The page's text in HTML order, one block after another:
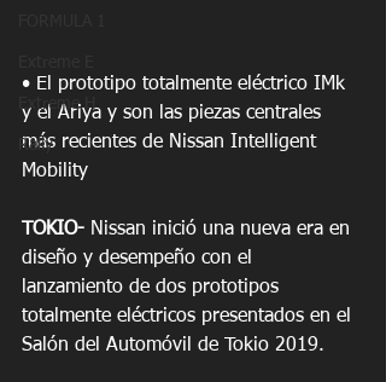
Extreme H
Rally
• El prototipo totalmente eléctrico IMk
y el Ariya y son las piezas centrales
más recientes de Nissan Intelligent
Mobility
TOKIO- Nissan inició una nueva era en
diseño y desempeño con el
lanzamiento de dos prototipos
totalmente eléctricos presentados en el
Salón del Automóvil de Tokio 2019.